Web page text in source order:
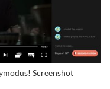
Screenshot